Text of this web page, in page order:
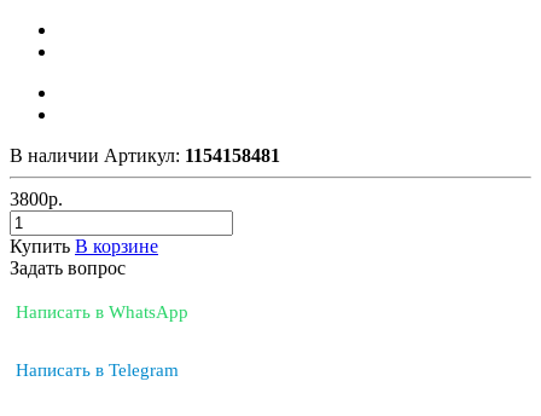
В наличии Артикул: 1154158481
3800р.
Купить В корзине
Задать вопрос
Написать в WhatsApp
Написать в Telegram